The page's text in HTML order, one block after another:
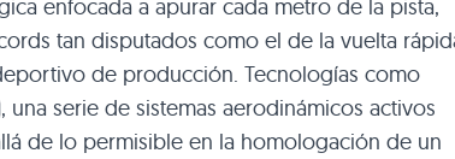
enfocada a apurar cada metro de la pista,
tan disputados como el de la vuelta
de producción. Tecnologías como
, una serie de sistemas aerodinámicos activos
de lo permisible en la homologación de un